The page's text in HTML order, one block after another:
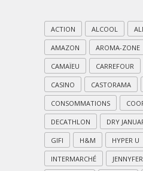
ACTION ALCOOL
AMAZON AROMA-ZONE
CAMAÏEU CARREFOUR
CASINO CASTORAMA
CONSOMMATIONS
DECATHLON DRY
GIFI H&M HYPER U
INTERMARCHÉ JENNYFER